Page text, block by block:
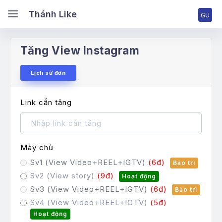
Thánh Like
Like
chủ
nhập tài khoản
ký tài khoản
giá & Cấp bậc
vụ Facebook
vụ TikTok
Tăng View Instagram
Lịch sử đơn
Link cần tăng
Máy chủ
Sv1 (View Video+REEL+IGTV) (6đ) Bảo trì
Sv2 (View story) (9đ) Hoạt động
Sv3 (View Video+REEL+IGTV) (6đ) Bảo trì
Sv4 (View Video+REEL+IGTV) (5đ)
Hoạt động